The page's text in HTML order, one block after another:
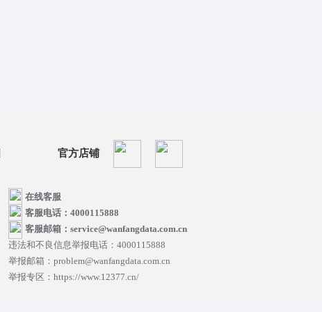
官方店铺
在线客服
客服电话：4000115888
客服邮箱：service@wanfangdata.com.cn
违法和不良信息举报电话：4000115888
举报邮箱：problem@wanfangdata.com.cn
举报专区：https://www.12377.cn/